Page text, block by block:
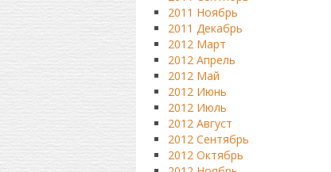
2011 Ноябрь
2011 Декабрь
2012 Март
2012 Апрель
2012 Май
2012 Июнь
2012 Июль
2012 Август
2012 Сентябрь
2012 Октябрь